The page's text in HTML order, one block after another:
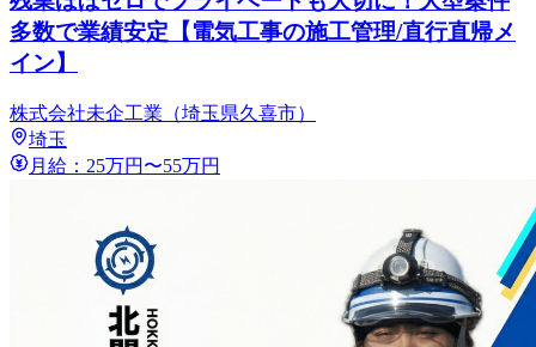
多数で業績安定【電気工事の施工管理/直行直帰メ
イン】
株式会社未企工業（埼玉県久喜市）
埼玉
月給：25万円〜55万円